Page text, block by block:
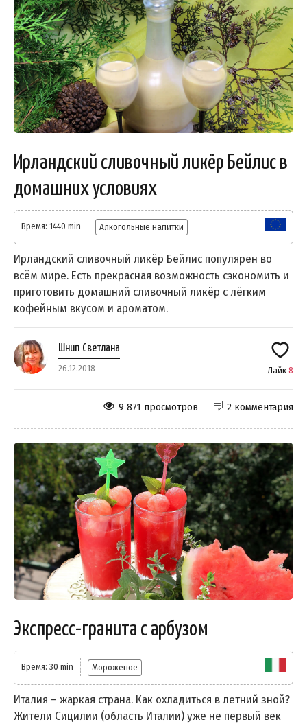
Ирландский сливочный ликёр Бейлис в
домашних условиях
Время: 1440 min Алкогольные напитки
Ирландский сливочный ликёр Бейлис популярен во
всём мире. Есть прекрасная возможность сэкономить и
приготовить домашний сливочный ликёр с лёгким
кофейным вкусом и ароматом.
Шнип Светлана
26.12.2018 Лайк 8
2 комментария
9 871 просмотров
Экспресс-гранита с арбузом
Время: 30 min Мороженое
Италия – жаркая страна. Как охладиться в летний зной?
Жители Сицилии (область Италии) уже не первый век